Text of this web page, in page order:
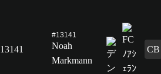
13141
#13141
Noah
Markmann
CB